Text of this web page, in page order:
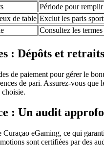
Période pour remplir
de table Exclut les paris
Consultez les
: Dépôts et retraits
de paiement pour gérer le
de pari. Assurez-vous
choisie.
: Un audit
Curaçao eGaming, ce qui
sont certifiées par des